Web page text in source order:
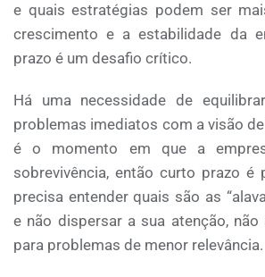
e quais estratégias podem ser
crescimento e a estabilidade da
prazo é um desafio crítico.
Há uma necessidade de
problemas imediatos com a visão
é o momento em que a
sobrevivência, então curto prazo é
precisa entender quais são as
e não dispersar a sua atenção,
para problemas de menor relevância.